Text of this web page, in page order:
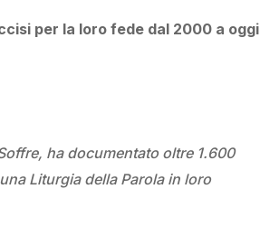
per la loro fede dal 2000 a oggi
ha documentato oltre 1.600
Liturgia della Parola in loro